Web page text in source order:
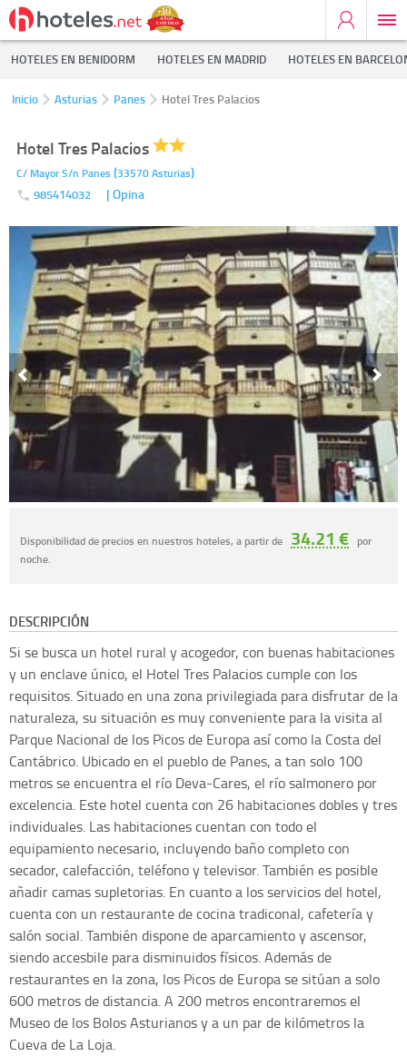
HOTELES EN BENIDORM HOTELES EN MADRID HOTELES EN
Inicio Asturias Panes Hotel Tres Palacios
Hotel Tres Palacios
C/ Mayor S/n Panes (33570Asturias)
985414032 | Opina
Disponibilidad de precios en nuestros hoteles, a partir de 34.21 € por
noche.
DESCRIPCIÓN
Si se busca un hotel rural y acogedor, con buenas habitaciones
y un enclave único, el Hotel Tres Palacios cumple con los
requisitos. Situado en una zona privilegiada para disfrutar de la
naturaleza, su situación es muy conveniente para la visita al
Parque Nacional de los Picos de Europa así como la Costa del
Cantábrico. Ubicado en el pueblo de Panes, a tan solo 100
metros se encuentra el río Deva-Cares, el río salmonero por
excelencia. Este hotel cuenta con 26 habitaciones dobles y tres
individuales. Las habitaciones cuentan con todo el
equipamiento necesario, incluyendo baño completo con
secador, calefacción, teléfono y televisor. También es posible
añadir camas supletorias. En cuanto a los servicios del hotel,
cuenta con un restaurante de cocina tradiconal, cafetería y
salón social. También dispone de aparcamiento y ascensor,
siendo accesbile para disminuidos físicos. Además de
restaurantes en la zona, los Picos de Europa se sitúan a solo
600 metros de distancia. A 200 metros encontraremos el
Museo de los Bolos Asturianos y a un par de kilómetros la
Cueva de La Loja.